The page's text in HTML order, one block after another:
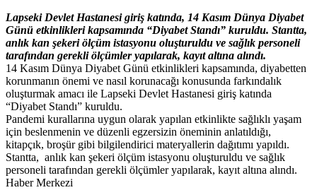
Lapseki Devlet Hastanesi giriş katında, 14 Kasım Dünya Diyabet
Günü etkinlikleri kapsamında “Diyabet Standı” kuruldu. Stantta,
anlık kan şekeri ölçüm istasyonu oluşturuldu ve sağlık personeli
tarafından gerekli ölçümler yapılarak, kayıt altına alındı.
14 Kasım Dünya Diyabet Günü etkinlikleri kapsamında, diyabetten
korunmanın önemi ve nasıl korunacağı konusunda farkındalık
oluşturmak amacı ile Lapseki Devlet Hastanesi giriş katında
“Diyabet Standı” kuruldu.
Pandemi kurallarına uygun olarak yapılan etkinlikte sağlıklı yaşam
için beslenmenin ve düzenli egzersizin öneminin anlatıldığı,
kitapçık, broşür gibi bilgilendirici materyallerin dağıtımı yapıldı.
Stantta, anlık kan şekeri ölçüm istasyonu oluşturuldu ve sağlık
personeli tarafından gerekli ölçümler yapılarak, kayıt altına alındı.
Haber Merkezi